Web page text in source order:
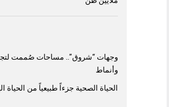
وجهات “شروق”.. مساحات صُممت
وأنماط
الحياة الصحية جزءاً طبيعياً من الحياة